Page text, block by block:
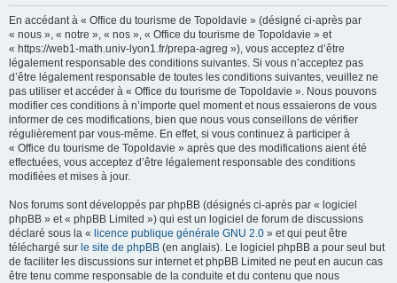
En accédant à « Office du tourisme de Topoldavie » (désigné ci-après par
« nous », « notre », « nos », « Office du tourisme de Topoldavie » et
« https://web1-math.univ-lyon1.fr/prepa-agreg »), vous acceptez d’être
légalement responsable des conditions suivantes. Si vous n’acceptez pas
d’être légalement responsable de toutes les conditions suivantes, veuillez ne
pas utiliser et accéder à « Office du tourisme de Topoldavie ». Nous pouvons
modifier ces conditions à n’importe quel moment et nous essaierons de vous
informer de ces modifications, bien que nous vous conseillons de vérifier
régulièrement par vous-même. En effet, si vous continuez à participer à
« Office du tourisme de Topoldavie » après que des modifications aient été
effectuées, vous acceptez d’être légalement responsable des conditions
modifiées et mises à jour.
Nos forums sont développés par phpBB (désignés ci-après par « logiciel
phpBB » et « phpBB Limited ») qui est un logiciel de forum de discussions
déclaré sous la « licence publique générale GNU 2.0 » et qui peut être
téléchargé sur le site de phpBB (en anglais). Le logiciel phpBB a pour seul but
de faciliter les discussions sur internet et phpBB Limited ne peut en aucun cas
être tenu comme responsable de la conduite et du contenu que nous